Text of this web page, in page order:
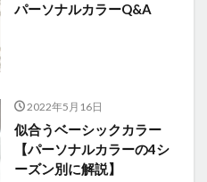
パーソナルカラーQ&A
2022年5月16日
似合うベーシックカラー
【パーソナルカラーの4シ
ーズン別に解説】